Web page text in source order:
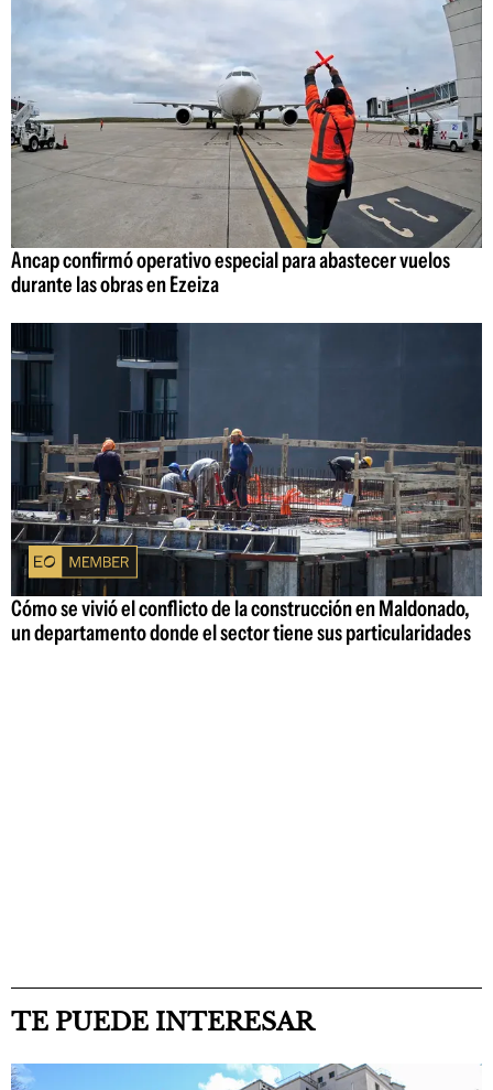
Ancap confirmó operativo especial para abastecer vuelos
durante las obras en Ezeiza
Cómo se vivió el conflicto de la construcción en Maldonado,
un departamento donde el sector tiene sus particularidades
TE PUEDE INTERESAR